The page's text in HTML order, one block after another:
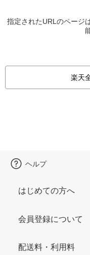
指定されたURLのページ
楽天
ヘルプ
はじめての方へ
会員登録について
配送料・利用料